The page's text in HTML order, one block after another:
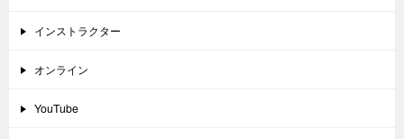
インストラクター
オンライン
YouTube